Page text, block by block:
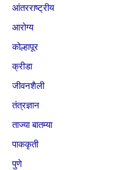
आंतरराष्ट्रीय
आरोग्य
कोल्हापूर
क्रीडा
जीवनशैली
तंत्रज्ञान
ताज्या बातम्या
पाककृती
पुणे